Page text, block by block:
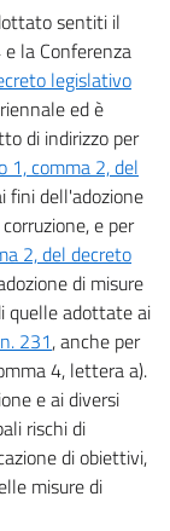
sentiti il
la Conferenza
legislativo
ed è
di indirizzo per
1, comma 2, del
fini dell'adozione
e per
2, del decreto
di misure
quelle adottate ai
231, anche per
4, lettera a).
e ai diversi
rischi di
di obiettivi,
misure di